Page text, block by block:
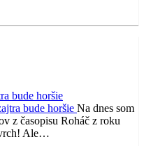
bude horšie
Na dnes som
z časopisu Roháč z roku
Ale…